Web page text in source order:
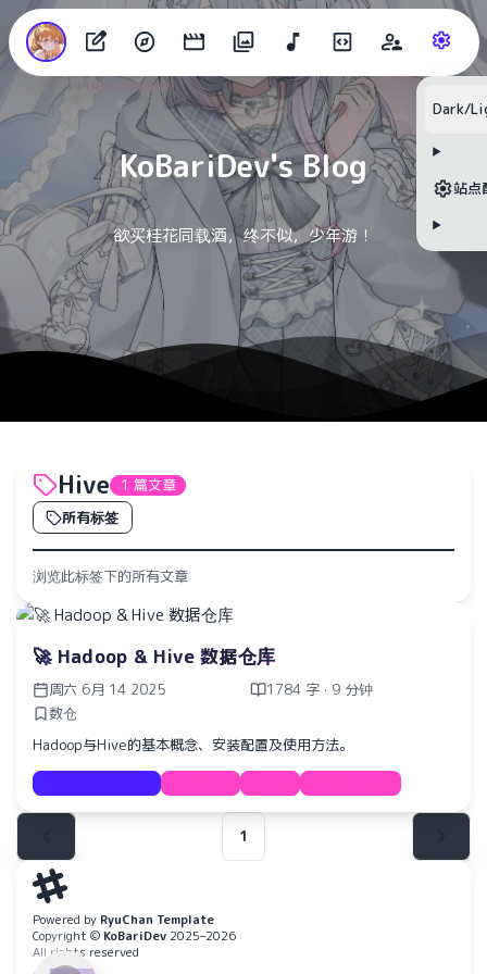
KoBariDev's Blog
欲买桂花同载酒，终不似，少年游！
Dark/
站点
Hive 1 篇文章
所有标签
浏览此标签下的所有文章
🚀 Hadoop & Hive 数据仓库
周六 6月 14 2025
1784 字 · 9 分钟
数仓
Hadoop与Hive的基本概念、安装配置及使用方法。
1
Powered by RyuChan Template
Copyright © KoBariDev 2025–2026
All rights reserved
无可用标题